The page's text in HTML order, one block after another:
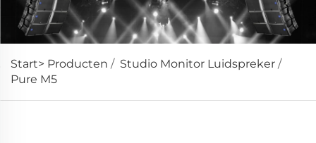
Start> Producten / Studio Monitor Luidspreker /
Pure M5